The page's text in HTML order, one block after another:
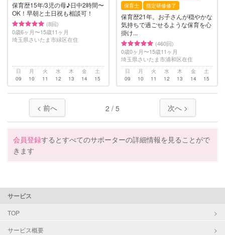
保育歴15年/3児の母♪日中2時間〜
OK！早朝と土日祝も相談可！
(8回)
0歳6ヶ月〜15歳11ヶ月
埼玉県さいたま市緑区在住
日
09
月
10
火
11
水
12
木
13
金
14
土
15
保育士
指定研修修了
保育歴21年。お子さんが穏やかな
気持ちで過ごせるような保育を心
掛け...
(460回)
0歳0ヶ月〜15歳11ヶ月
埼玉県さいたま市浦和区在住
日
09
月
10
火
11
水
12
木
13
金
14
土
15
< 前へ 2 / 5 次へ >
会員登録するとすべてのサポーターの詳細情報を見ることがで
きます
サービス
TOP
サービス概要